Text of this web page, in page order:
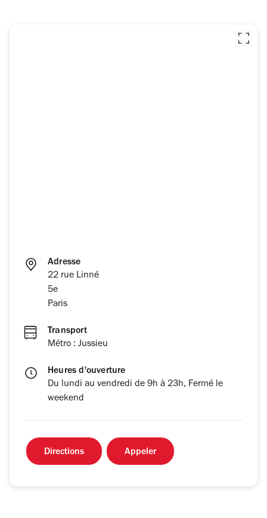
Adresse
22 rue Linné
5e
Paris
Transport
Métro : Jussieu
Heures d'ouverture
Du lundi au vendredi de 9h à 23h, Fermé le
weekend
Directions Appeler